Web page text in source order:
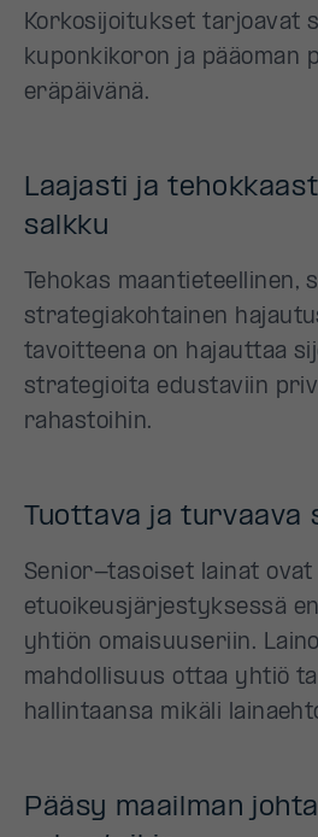
Korkosijoitukset tarjoavat
kuponkikoron ja pääoman
eräpäivänä.
Laajasti ja
salkku
Tehokas maantieteellinen,
strategiakohtainen
tavoitteena on hajauttaa
strategioita edustaviin
rahastoihin.
Tuottava ja turvaava
Senior-tasoiset lainat ovat
etuoikeusjärjestyksessä
yhtiön omaisuuseriin.
mahdollisuus ottaa yhtiö
hallintaansa mikäli
Pääsy maailman